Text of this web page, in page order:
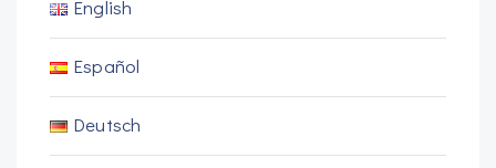
English
Español
Deutsch